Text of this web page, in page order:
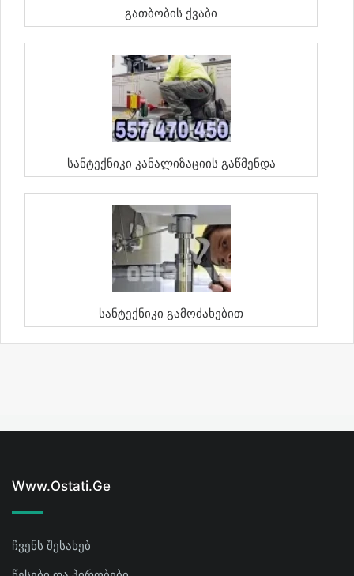
Გათბობის Ქვაბი
Სანტექნიკი Კანალიზაციის Გაწმენდა
Სანტექნიკი Გამოძახებით
Www.ostati.ge
ჩვენს შესახებ